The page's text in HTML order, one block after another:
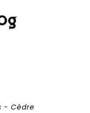
- Cèdre